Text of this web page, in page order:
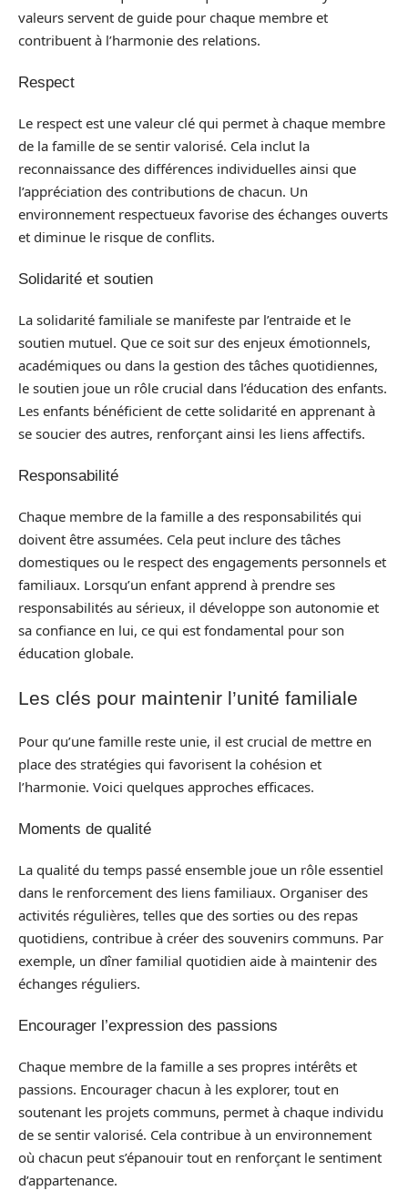
valeurs servent de guide pour chaque membre et
contribuent à l’harmonie des relations.
Respect
Le respect est une valeur clé qui permet à chaque membre
de la famille de se sentir valorisé. Cela inclut la
reconnaissance des différences individuelles ainsi que
l’appréciation des contributions de chacun. Un
environnement respectueux favorise des échanges ouverts
et diminue le risque de conflits.
Solidarité et soutien
La solidarité familiale se manifeste par l’entraide et le
soutien mutuel. Que ce soit sur des enjeux émotionnels,
académiques ou dans la gestion des tâches quotidiennes,
le soutien joue un rôle crucial dans l’éducation des enfants.
Les enfants bénéficient de cette solidarité en apprenant à
se soucier des autres, renforçant ainsi les liens affectifs.
Responsabilité
Chaque membre de la famille a des responsabilités qui
doivent être assumées. Cela peut inclure des tâches
domestiques ou le respect des engagements personnels et
familiaux. Lorsqu’un enfant apprend à prendre ses
responsabilités au sérieux, il développe son autonomie et
sa confiance en lui, ce qui est fondamental pour son
éducation globale.
Les clés pour maintenir l’unité familiale
Pour qu’une famille reste unie, il est crucial de mettre en
place des stratégies qui favorisent la cohésion et
l’harmonie. Voici quelques approches efficaces.
Moments de qualité
La qualité du temps passé ensemble joue un rôle essentiel
dans le renforcement des liens familiaux. Organiser des
activités régulières, telles que des sorties ou des repas
quotidiens, contribue à créer des souvenirs communs. Par
exemple, un dîner familial quotidien aide à maintenir des
échanges réguliers.
Encourager l’expression des passions
Chaque membre de la famille a ses propres intérêts et
passions. Encourager chacun à les explorer, tout en
soutenant les projets communs, permet à chaque individu
de se sentir valorisé. Cela contribue à un environnement
où chacun peut s’épanouir tout en renforçant le sentiment
d’appartenance.